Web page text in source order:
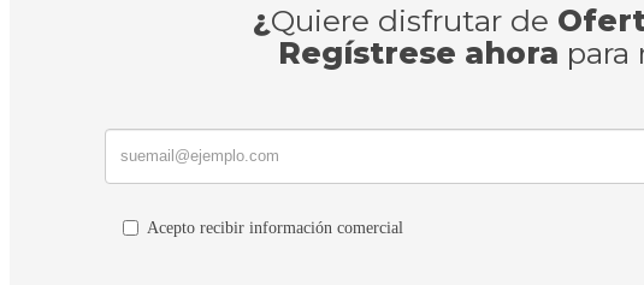
¿Quiere disfrutar de
Regístrese ahora para
Acepto recibir información comercial